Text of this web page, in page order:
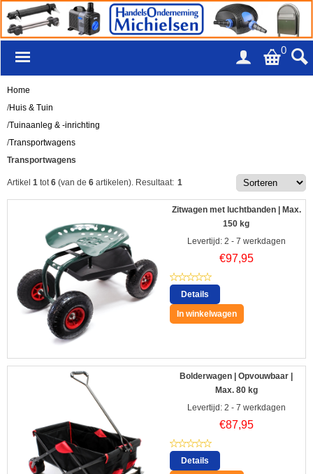
0
Home
/Huis & Tuin
/Tuinaanleg & -inrichting
/Transportwagens
Transportwagens
Artikel 1 tot 6 (van de 6 artikelen). Resultaat: 1
Zitwagen met luchtbanden | Max.
150 kg
Levertijd: 2 - 7 werkdagen
€97,95
Details
In winkelwagen
Bolderwagen | Opvouwbaar |
Max. 80 kg
Levertijd: 2 - 7 werkdagen
€87,95
Details